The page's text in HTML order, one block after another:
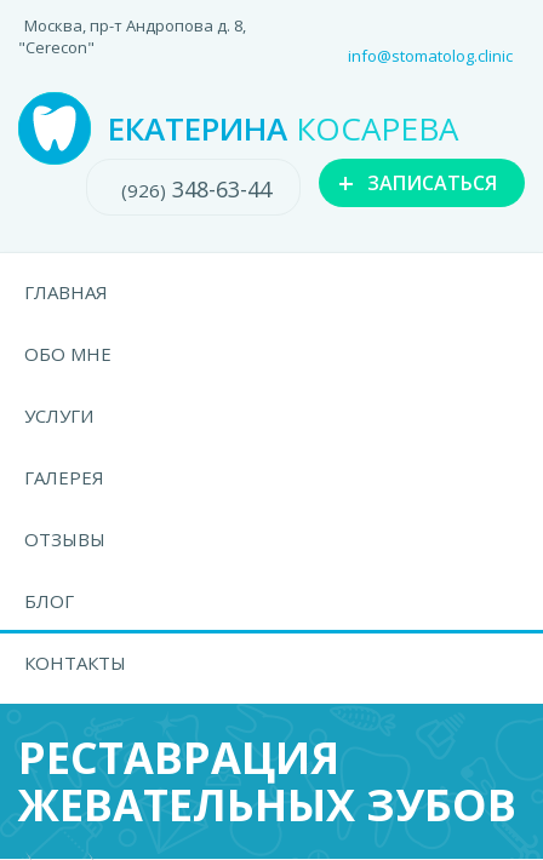
Москва, пр-т Андропова д. 8,
"Cerecon"
info@stomatolog.clinic
ЕКАТЕРИНА КОСАРЕВА
+ ЗАПИСАТЬСЯ
(926) 348-63-44
ГЛАВНАЯ
ОБО МНЕ
УСЛУГИ
ГАЛЕРЕЯ
ОТЗЫВЫ
БЛОГ
КОНТАКТЫ
РЕСТАВРАЦИЯ
ЖЕВАТЕЛЬНЫХ ЗУБОВ